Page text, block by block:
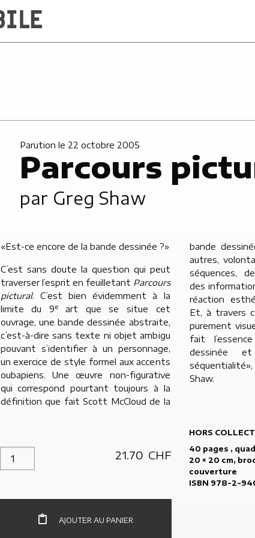
Parution le 22 octobre 2005
Parcours
par Greg Shaw
«Est-ce encore de la bande dessinée ?»
C’est sans doute la question qui peut
traverser l’esprit en feuilletant Parcours
pictural. C’est bien évidemment à la
limite du 9eart que se situe cet
ouvrage, une bande dessinée abstraite,
c’est-à-dire sans texte ni objet ambigu
pouvant s’identifier à un personnage,
un exercice de style formel aux accents
oubapiens. Une œuvre non-figurative
qui correspond pourtant toujours à la
définition que fait Scott McCloud de la
bande
autres,
séquences,
des
réaction
Et, à travers
purement
fait
dessinée
Shaw.
HORS
40 pages ,
20 × 20 cm,
couverture
ISBN 978-2-
quantité de Parcours pictural21.70 CHF
AJOUTER AU PANIER